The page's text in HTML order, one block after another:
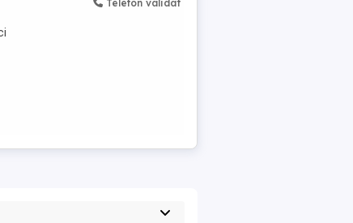
Telefon validat